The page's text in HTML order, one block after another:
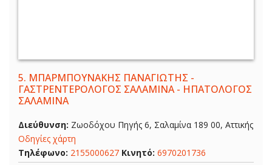
5. ΜΠΑΡΜΠΟΥΝΑΚΗΣ ΠΑΝΑΓΙΩΤΗΣ -
ΓΑΣΤΡΕΝΤΕΡΟΛΟΓΟΣ ΣΑΛΑΜΙΝΑ - ΗΠΑΤΟΛΟΓΟΣ
ΣΑΛΑΜΙΝΑ
Διεύθυνση: Ζωοδόχου Πηγής 6, Σαλαμίνα 189 00, Αττικής
Οδηγίες χάρτη
Τηλέφωνο: 2155000627 Κινητό: 6970201736